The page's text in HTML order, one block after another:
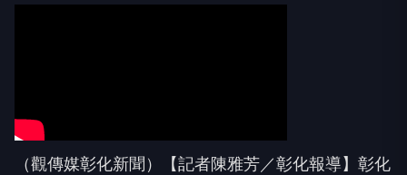
（觀傳媒彰化新聞）【記者陳雅芳／彰化報導】彰化